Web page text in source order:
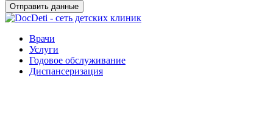
Отправить данные
Врачи
Услуги
Годовое обслуживание
Диспансеризация